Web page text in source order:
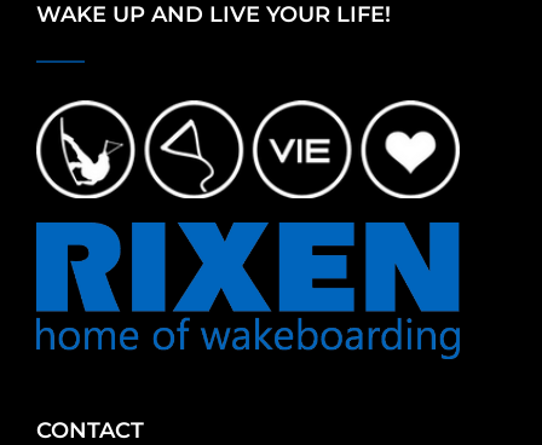
WAKE UP AND LIVE YOUR LIFE!
CONTACT